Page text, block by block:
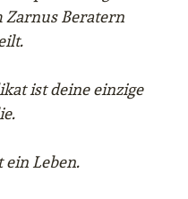
Zarnus Beratern
ist deine einzige
ein Leben.